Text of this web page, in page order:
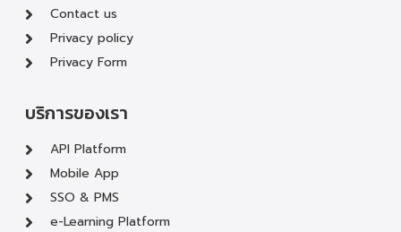
Contact us
Privacy policy
Privacy Form
บริการของเรา
API Platform
Mobile App
SSO & PMS
e-Learning Platform